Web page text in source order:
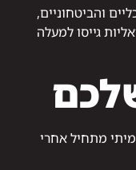
והביטחוניים,
גייסו למעלה
מתחיל אחרי